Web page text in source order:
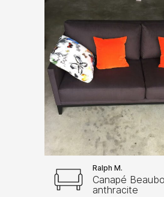
Ralph M.
Canapé
anthracite